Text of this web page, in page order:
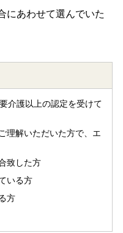
にあわせて選んでいた
介護以上の認定を受けて
理解いただいた方で、エ
致した方
いる方
方